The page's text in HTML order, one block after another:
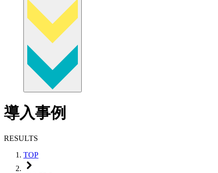
導入事例
RESULTS
TOP